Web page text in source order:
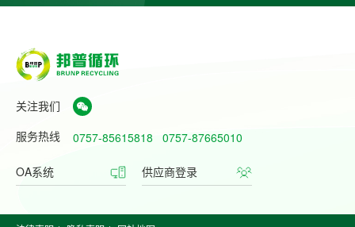
关注我们
服务热线
0757-85615818 0757-87665010
OA系统 供应商登录